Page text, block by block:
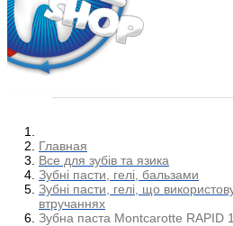
Главная
Все для зубів та язика
Зубні пасти, гелі, бальзами
Зубні пасти, гелі, що
втручаннях
Зубна паста Montcarotte RAPID